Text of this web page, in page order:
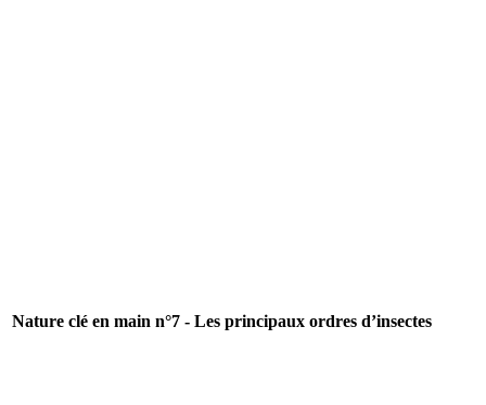
Nature clé en main n°7 - Les principaux ordres d’insectes